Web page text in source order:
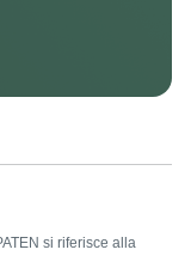
si riferisce alla